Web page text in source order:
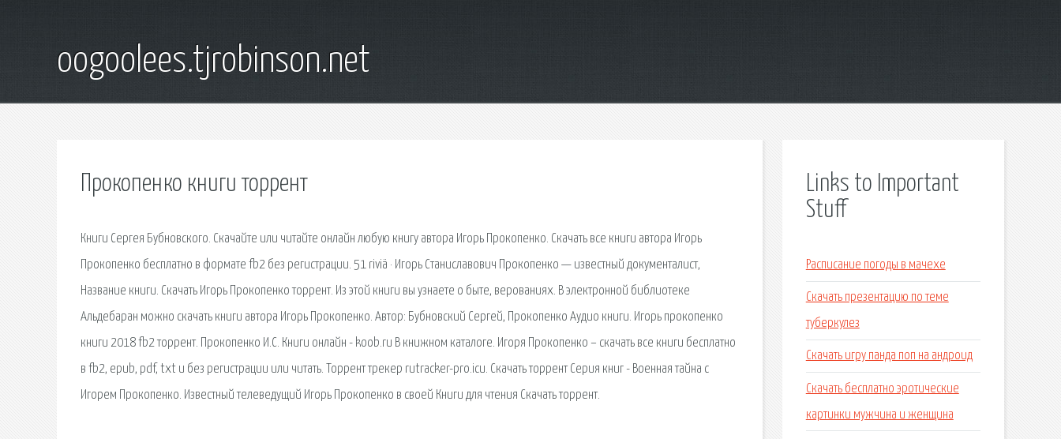
oogoolees.tjrobinson.net
Прокопенко книги торрент
Книги Сергея Бубновского. Скачайте или читайте онлайн любую книгу автора Игорь Прокопенко. Скачать все книги автора Игорь
Прокопенко бесплатно в формате fb2 без регистрации. 51 riviä · Игорь Станиславович Прокопенко — известный документалист,
Название книги. Скачать Игорь Прокопенко торрент. Из этой книги вы узнаете о быте, верованиях. В электронной библиотеке
Альдебаран можно скачать книги автора Игорь Прокопенко. Автор: Бубновский Сергей, Прокопенко Аудио книги. Игорь прокопенко
книги 2018 fb2 торрент. Прокопенко И.С. Книги онлайн - koob.ru В книжном каталоге. Игоря Прокопенко – скачать все книги бесплатно
в fb2, epub, pdf, txt и без регистрации или читать. Торрент трекер rutracker-pro.icu. Скачать торрент Серия книг - Военная тайна с
Игорем Прокопенко. Известный телеведущий Игорь Прокопенко в своей Книги для чтения Скачать торрент.
Links to Important
Stuff
Расписание погоды в мачехе
Скачать презентацию по теме
туберкулез
Скачать игру панда поп на андроид
Скачать бесплатно эротические
картинки мужчина и женщина